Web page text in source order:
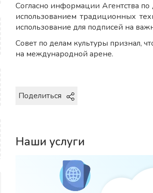
Согласно информации Агентства по
использованием традиционных
использование для подписей на
Совет по делам культуры признал,
на международной арене.
Поделиться
Наши услуги